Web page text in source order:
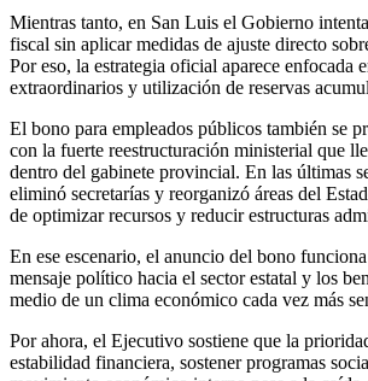
Mientras tanto, en San Luis el Gobierno
fiscal sin aplicar medidas de ajuste directo
Por eso, la estrategia oficial aparece enfocada
extraordinarios y utilización de reservas
El bono para empleados públicos también se
con la fuerte reestructuración ministerial que
dentro del gabinete provincial. En las últimas
eliminó secretarías y reorganizó áreas del
de optimizar recursos y reducir estructuras
En ese escenario, el anuncio del bono
mensaje político hacia el sector estatal y los
medio de un clima económico cada vez más
Por ahora, el Ejecutivo sostiene que la
estabilidad financiera, sostener programas